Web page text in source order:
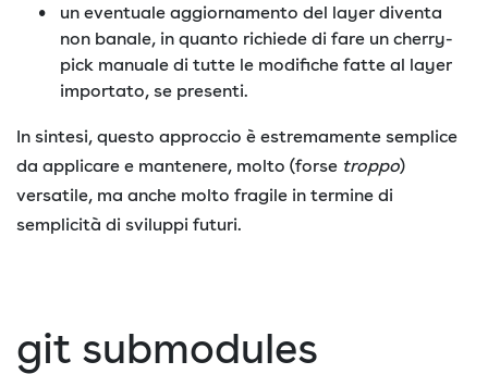
un eventuale aggiornamento del layer diventa
non banale, in quanto richiede di fare un cherry-
pick manuale di tutte le modifiche fatte al layer
importato, se presenti.
In sintesi, questo approccio è estremamente semplice
da applicare e mantenere, molto (forse troppo)
versatile, ma anche molto fragile in termine di
semplicità di sviluppi futuri.
git submodules